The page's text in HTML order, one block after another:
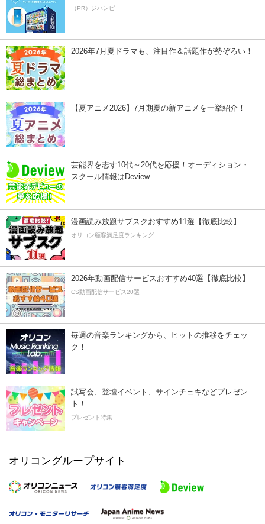
（PR）ジハンピ
2026年7月夏ドラマも、注目作＆話題作が勢ぞろい！
【夏アニメ2026】7月期夏の新アニメを一挙紹介！
芸能界を志す10代～20代を応援！オーディション・
スクール情報はDeview
漫画読み放題サブスクおすすめ11選【徹底比較】
オリコン顧客満足度ランキング
2026年動画配信サービスおすすめ40選【徹底比較】
CS動画配信サービス20選
毎週の音楽ランキングから、ヒットの推移をチェッ
ク！
試写会、登壇イベント、サインチェキなどプレゼン
ト！
プレゼント特集
オリコングループサイト